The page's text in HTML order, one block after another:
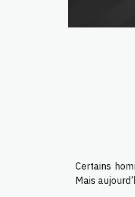
Certains
Mais